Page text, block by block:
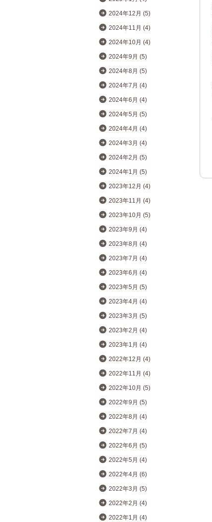
2024年12月 (5)
2024年11月 (4)
2024年10月 (4)
2024年9月 (5)
2024年8月 (5)
2024年7月 (4)
2024年6月 (4)
2024年5月 (5)
2024年4月 (4)
2024年3月 (4)
2024年2月 (5)
2024年1月 (5)
2023年12月 (4)
2023年11月 (4)
2023年10月 (5)
2023年9月 (4)
2023年8月 (4)
2023年7月 (4)
2023年6月 (4)
2023年5月 (5)
2023年4月 (4)
2023年3月 (5)
2023年2月 (4)
2023年1月 (4)
2022年12月 (4)
2022年11月 (4)
2022年10月 (5)
2022年9月 (5)
2022年8月 (4)
2022年7月 (4)
2022年6月 (5)
2022年5月 (4)
2022年4月 (6)
2022年3月 (5)
2022年2月 (4)
2022年1月 (4)